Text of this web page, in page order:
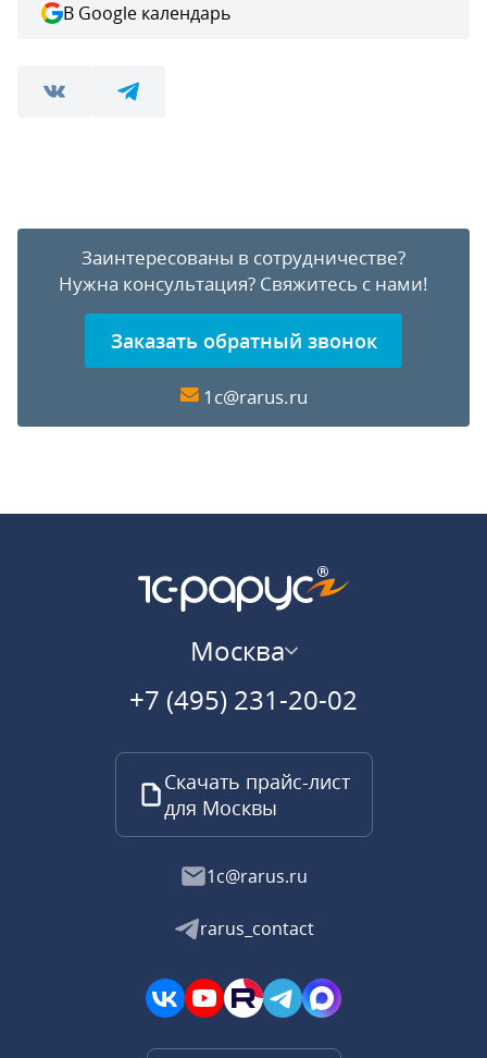
В Google календарь
Заинтересованы в сотрудничестве?
Нужна консультация? Свяжитесь с нами!
Заказать обратный звонок
1c@rarus.ru
Москва
+7 (495) 231-20-02
Скачать прайс-лист
для Москвы
1c@rarus.ru
rarus_contact